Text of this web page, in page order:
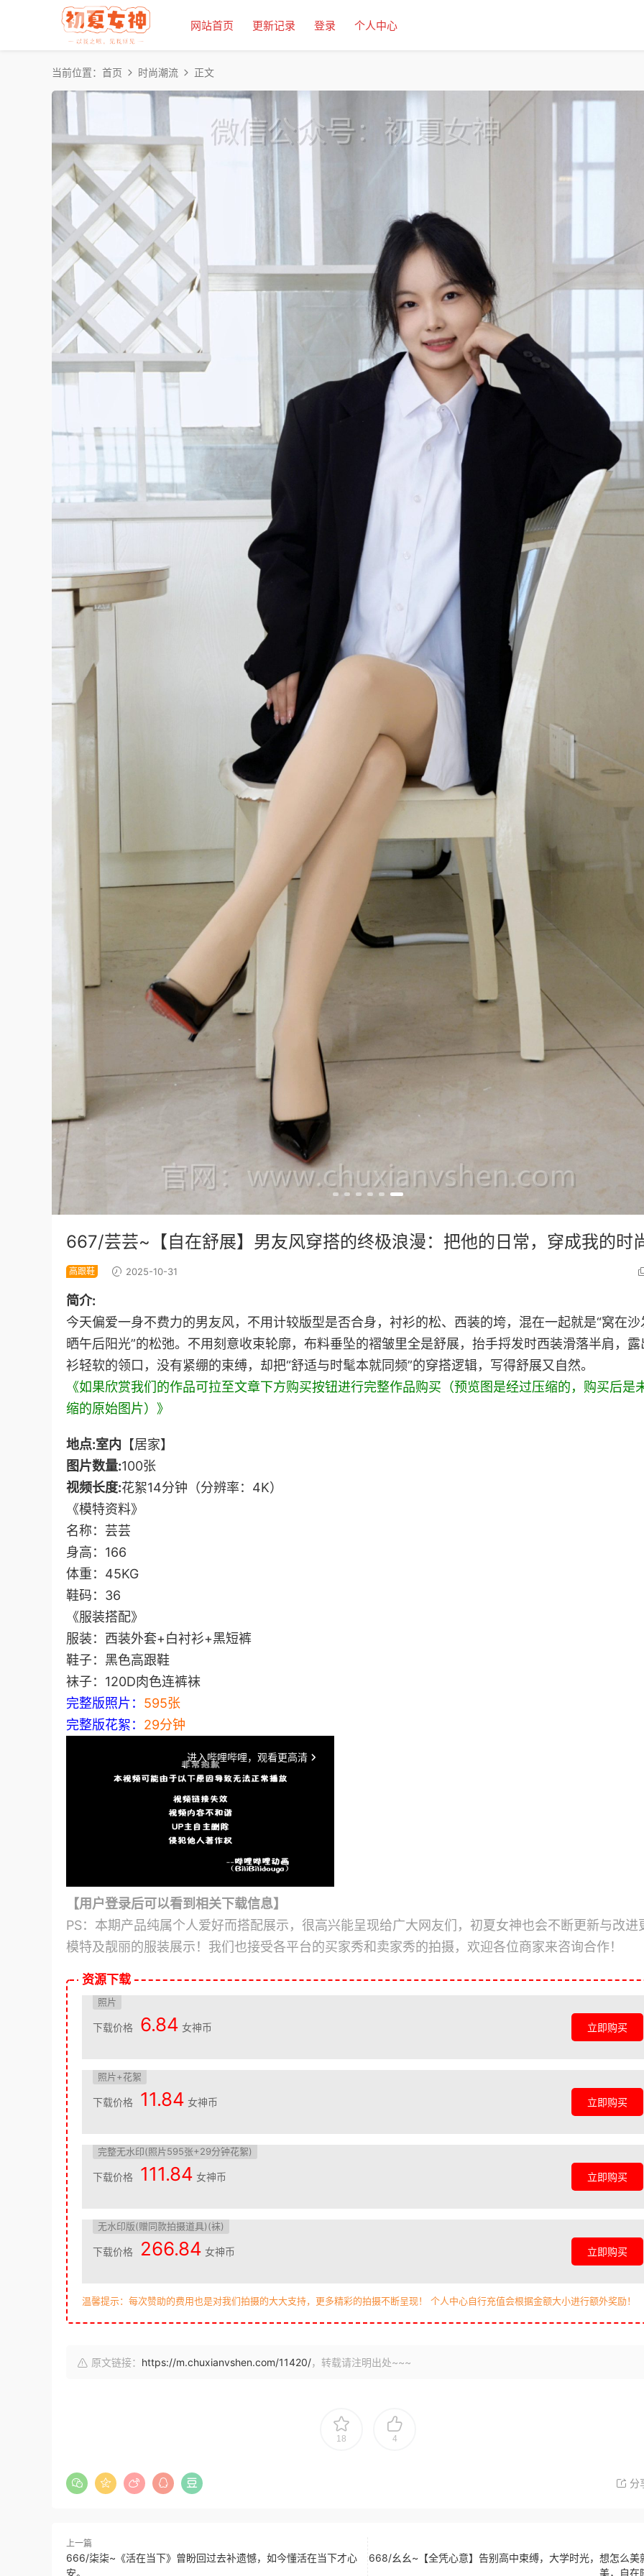
网站首页 更新记录 登录 个人中心
当前位置： 首页 时尚潮流 正文
667/芸芸~【自在舒展】男友风穿搭的终极浪漫：把他的日常，穿成我的时
高跟鞋 2025-10-31
简介:
今天偏爱一身不费力的男友风，不用计较版型是否合身，衬衫的松、西装的垮，混在一起就是“窝在沙
晒午后阳光”的松弛。不用刻意收束轮廓，布料垂坠的褶皱里全是舒展，抬手捋发时西装滑落半肩，露
衫轻软的领口，没有紧绷的束缚，却把“舒适与时髦本就同频”的穿搭逻辑，写得舒展又自然。
《如果欣赏我们的作品可拉至文章下方购买按钮进行完整作品购买（预览图是经过压缩的，购买后是
缩的原始图片）》
地点:室内 【居家】
图片数量:100张
视频长度:花絮14分钟（分辨率：4K）
《模特资料》
名称：芸芸
身高：166
体重：45KG
鞋码：36
《服装搭配》
服装：西装外套+白衬衫+黑短裤
鞋子：黑色高跟鞋
袜子：120D肉色连裤袜
完整版照片： 595张
完整版花絮： 29分钟
【用户登录后可以看到相关下载信息】
PS：本期产品纯属个人爱好而搭配展示，很高兴能呈现给广大网友们，初夏女神也会不断更新与改进
模特及靓丽的服装展示！我们也接受各平台的买家秀和卖家秀的拍摄，欢迎各位商家来咨询合作！
资源下载
照片
下载价格 6.84 女神币 立即购买
照片+花絮
下载价格 11.84 女神币 立即购买
完整无水印(照片595张+29分钟花絮)
下载价格 111.84 女神币 立即购买
无水印版(赠同款拍摄道具)(袜)
下载价格 266.84 女神币 立即购买
温馨提示：每次赞助的费用也是对我们拍摄的大大支持，更多精彩的拍摄不断呈现！ 个人中心自行充值会根据金额大小进行额外奖励！
原文链接： https://m.chuxianvshen.com/11420/，转载请注明出处~~~
18 4
分
上一篇
666/柒柒~《活在当下》曾盼回过去补遗憾，如今懂活在当下才心
安。
668/幺幺~【全凭心意】告别高中束缚，大学时光，想怎么美
美，自在